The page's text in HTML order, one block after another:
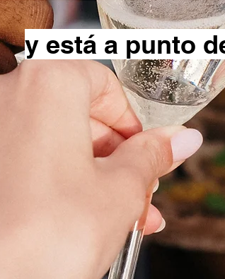
y está a punto